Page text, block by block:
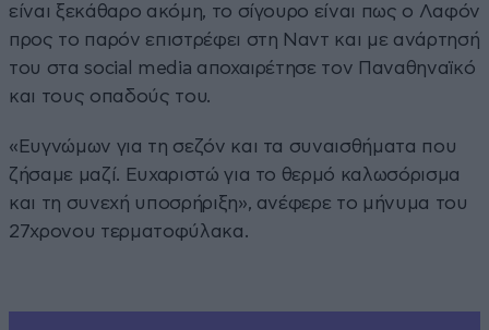
είναι ξεκάθαρο ακόμη, το σίγουρο είναι πως ο Λαφόν
προς το παρόν επιστρέφει στη Ναντ και με ανάρτησή
του στα social media αποχαιρέτησε τον Παναθηναϊκό
και τους οπαδούς του.
«Ευγνώμων για τη σεζόν και τα συναισθήματα που
ζήσαμε μαζί. Ευχαριστώ για το θερμό καλωσόρισμα
και τη συνεχή υποσρήριξη», ανέφερε το μήνυμα του
27χρονου τερματοφύλακα.